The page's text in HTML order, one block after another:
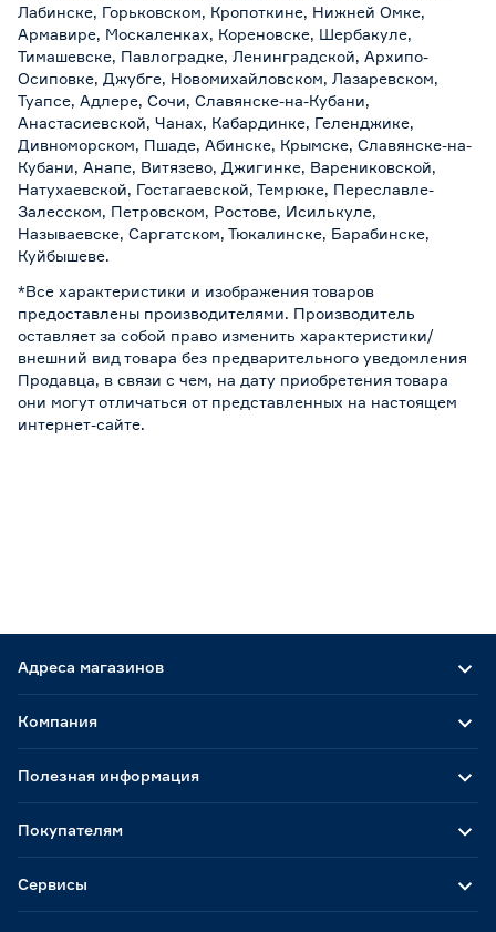
Лабинске, Горьковском, Кропоткине, Нижней Омке,
Армавире, Москаленках, Кореновске, Шербакуле,
Тимашевске, Павлоградке, Ленинградской, Архипо-
Осиповке, Джубге, Новомихайловском, Лазаревском,
Туапсе, Адлере, Сочи, Славянске-на-Кубани,
Анастасиевской, Чанах, Кабардинке, Геленджике,
Дивноморском, Пшаде, Абинске, Крымске, Славянске-на-
Кубани, Анапе, Витязево, Джигинке, Варениковской,
Натухаевской, Гостагаевской, Темрюке, Переславле-
Залесском, Петровском, Ростове, Исилькуле,
Называевске, Саргатском, Тюкалинске, Барабинске,
Куйбышеве.
*Все характеристики и изображения товаров
предоставлены производителями. Производитель
оставляет за собой право изменить характеристики/
внешний вид товара без предварительного уведомления
Продавца, в связи с чем, на дату приобретения товара
они могут отличаться от представленных на настоящем
интернет-сайте.
Адреса магазинов
Компания
Полезная информация
Покупателям
Сервисы